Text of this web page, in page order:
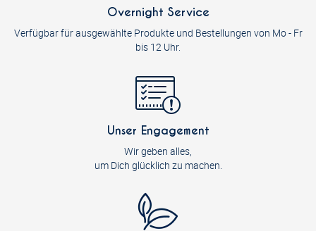
Overnight Service
Verfügbar für ausgewählte Produkte und Bestellungen von Mo - Fr
bis 12 Uhr.
Unser Engagement
Wir geben alles,
um Dich glücklich zu machen.